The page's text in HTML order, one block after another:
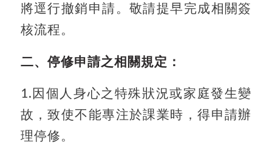
將逕行撤銷申請。敬請提早完成相關簽
核流程。
二、停修申請之相關規定：
1.因個人身心之特殊狀況或家庭發生變
故，致使不能專注於課業時，得申請辦
理停修。